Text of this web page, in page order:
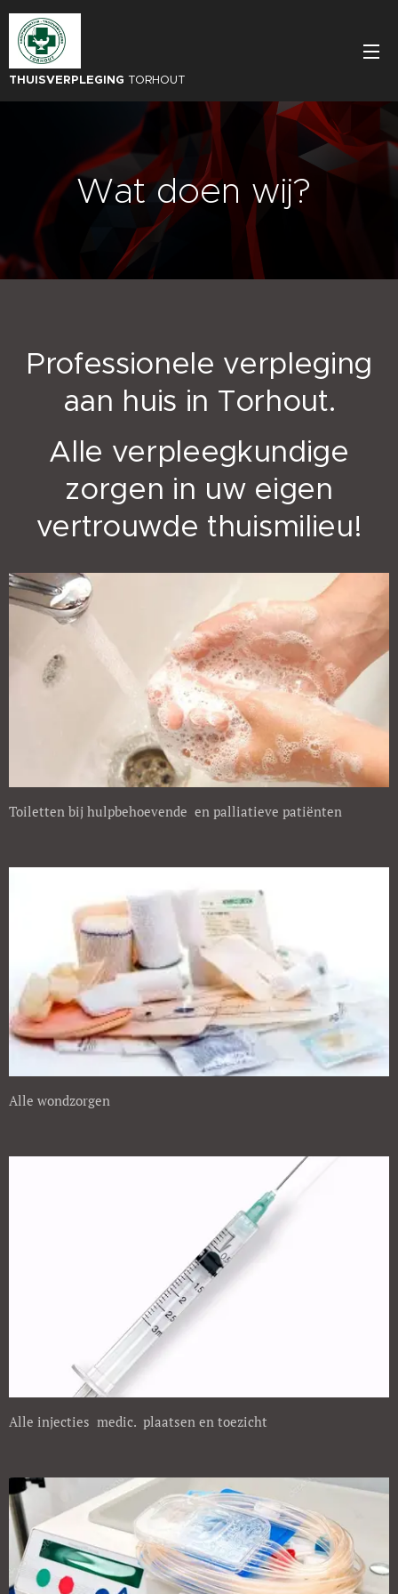
THUISVERPLEGING TORHOUT
Wat doen wij?
Professionele verpleging
aan huis in Torhout.
Alle verpleegkundige
zorgen in uw eigen
vertrouwde thuismilieu!
Toiletten bij hulpbehoevende en palliatieve patiënten
Alle wondzorgen
Alle injecties medic. plaatsen en toezicht